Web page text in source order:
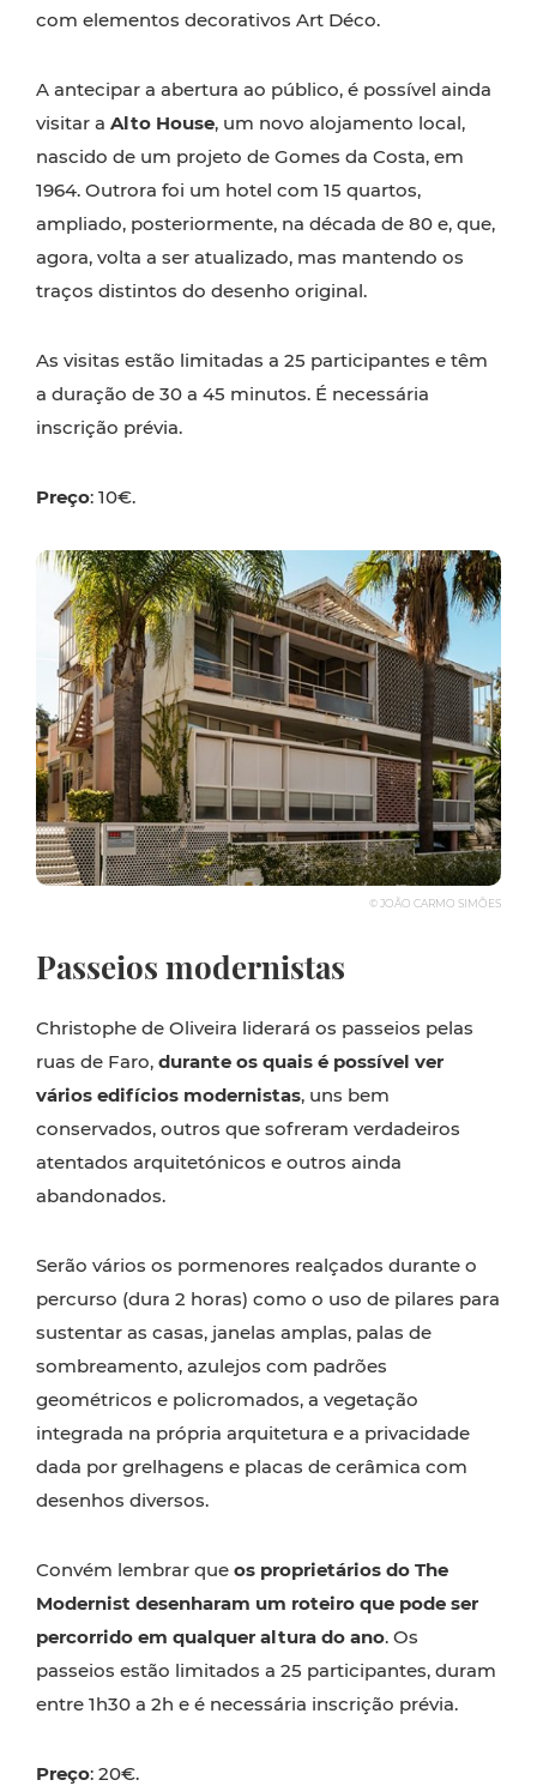
com elementos decorativos Art Déco.
A antecipar a abertura ao público, é possível ainda
visitar a Alto House, um novo alojamento local,
nascido de um projeto de Gomes da Costa, em
1964. Outrora foi um hotel com 15 quartos,
ampliado, posteriormente, na década de 80 e, que,
agora, volta a ser atualizado, mas mantendo os
traços distintos do desenho original.
As visitas estão limitadas a 25 participantes e têm
a duração de 30 a 45 minutos. É necessária
inscrição prévia.
Preço: 10€.
© JOÃO CARMO SIMÕES
Passeios modernistas
Christophe de Oliveira liderará os passeios pelas
ruas de Faro, durante os quais é possível ver
vários edifícios modernistas, uns bem
conservados, outros que sofreram verdadeiros
atentados arquitetónicos e outros ainda
abandonados.
Serão vários os pormenores realçados durante o
percurso (dura 2 horas) como o uso de pilares para
sustentar as casas, janelas amplas, palas de
sombreamento, azulejos com padrões
geométricos e policromados, a vegetação
integrada na própria arquitetura e a privacidade
dada por grelhagens e placas de cerâmica com
desenhos diversos.
Convém lembrar que os proprietários do The
Modernist desenharam um roteiro que pode ser
percorrido em qualquer altura do ano. Os
passeios estão limitados a 25 participantes, duram
entre 1h30 a 2h e é necessária inscrição prévia.
Preço: 20€.